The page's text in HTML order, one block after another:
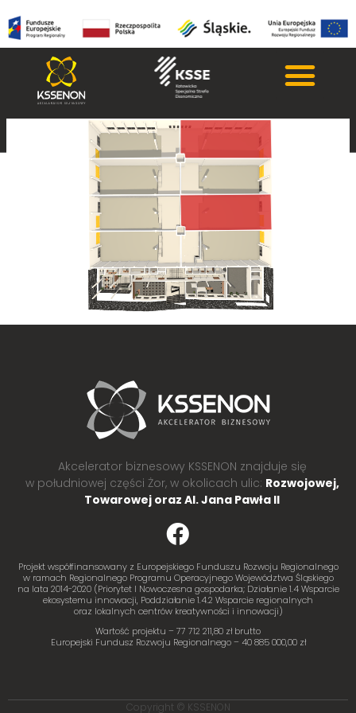
Akcelerator biznesowy KSSENON znajduje się
w południowej części Żor, w okolicach ulic: Rozwojowej,
Towarowej oraz Al. Jana Pawła II
Projekt współfinansowany z Europejskiego Funduszu Rozwoju Regionalnego
w ramach Regionalnego Programu Operacyjnego Województwa Śląskiego
na lata 2014-2020 (Priorytet I Nowoczesna gospodarka; Działanie 1.4 Wsparcie
ekosystemu innowacji, Poddziałanie 1.4.2 Wsparcie regionalnych
oraz lokalnych centrów kreatywności i innowacji)
Wartość projektu – 77 712 211,80 zł brutto
Europejski Fundusz Rozwoju Regionalnego – 40 885 000,00 zł
Copyright © KSSENON